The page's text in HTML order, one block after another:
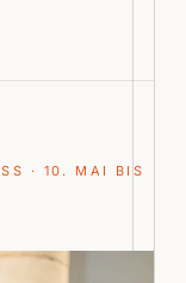
· 10. MAI BIS